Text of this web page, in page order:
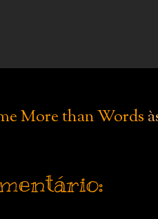
More than Words